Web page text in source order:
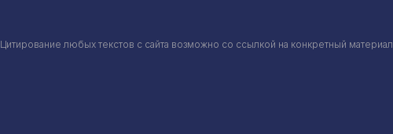
Цитирование любых текстов c сайта возможно со ссылкой на конкретный материал